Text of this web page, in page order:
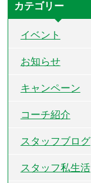
カテゴリー
イベント
お知らせ
キャンペーン
コーチ紹介
スタッフブログ
スタッフ私生活